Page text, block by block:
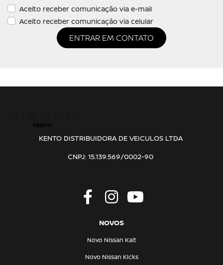
Aceito receber comunicação via e-mail
Aceito receber comunicação via celular
ENTRAR EM CONTATO
KENTO DISTRIBUIDORA DE VEICULOS LTDA
CNPJ: 15.139.569/0002-90
NOVOS
Novo Nissan Kait
Novo Nissan Kicks